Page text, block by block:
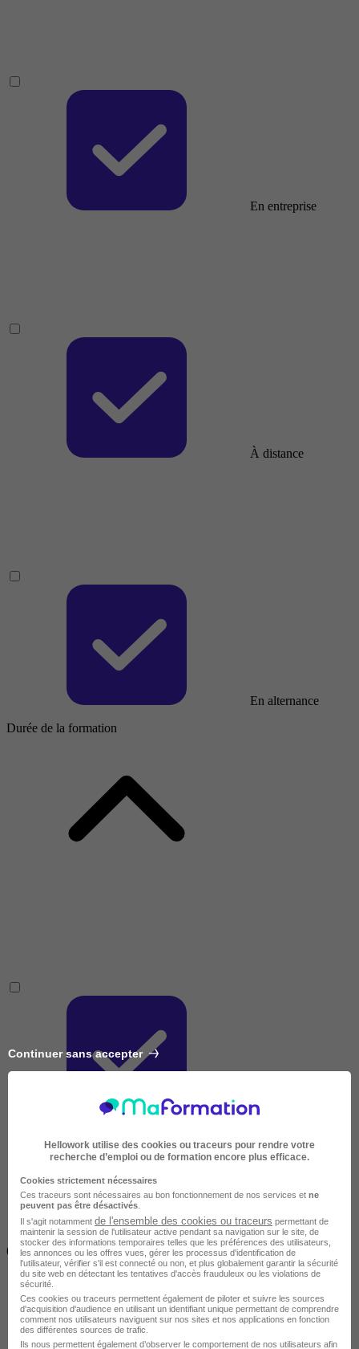
En entreprise
À distance
En alternance
Durée de la formation
Très courte
Inférieur à 2 jours
(14h)
Continuer sans accepter
Hellowork utilise des cookies ou traceurs pour rendre votre
recherche d’emploi ou de formation encore plus efficace.
Cookies strictement nécessaires
Ces traceurs sont nécessaires au bon fonctionnement de nos services et ne
peuvent pas être désactivés
Il s'agit notamment de l'ensemble des cookies ou traceurs permettant de
maintenir la session de l'utilisateur active pendant sa navigation sur le site, de
stocker des informations temporaires telles que les préférences des utilisateurs,
les annonces ou les offres vues, gérer les processus d'identification de
l'utilisateur, vérifier s'il est connecté ou non, et plus globalement garantir la sécurité
du site web en détectant les tentatives d'accès frauduleux ou les violations de
sécurité.
Ces cookies ou traceurs permettent également de piloter et suivre les sources
d'acquisition d'audience en utilisant un identifiant unique permettant de comprendre
comment nos utilisateurs naviguent sur nos sites et nos applications en fonction
des différentes sources de trafic.
Ils nous permettent également d’observer le comportement de nos utilisateurs afin